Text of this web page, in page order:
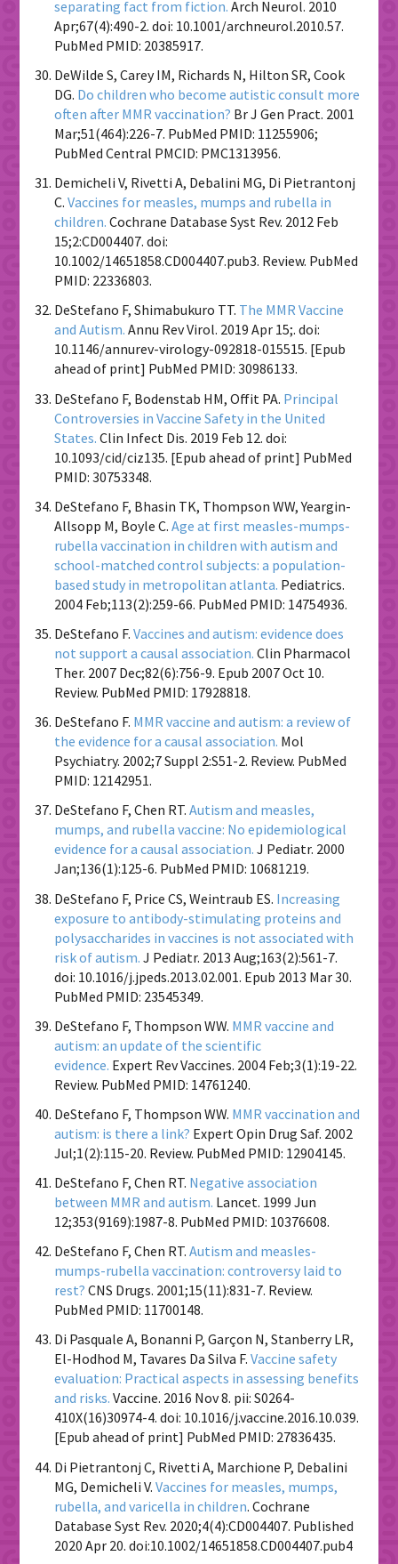
separating fact from fiction. Arch Neurol. 2010
Apr;67(4):490-2. doi: 10.1001/archneurol.2010.57.
PubMed PMID: 20385917.
DeWilde S, Carey IM, Richards N, Hilton SR, Cook
DG. Do children who become autistic consult more
often after MMR vaccination? Br J Gen Pract. 2001
Mar;51(464):226-7. PubMed PMID: 11255906;
PubMed Central PMCID: PMC1313956.
Demicheli V, Rivetti A, Debalini MG, Di Pietrantonj
C. Vaccines for measles, mumps and rubella in
children. Cochrane Database Syst Rev. 2012 Feb
15;2:CD004407. doi:
10.1002/14651858.CD004407.pub3. Review. PubMed
PMID: 22336803.
DeStefano F, Shimabukuro TT. The MMR Vaccine
and Autism. Annu Rev Virol. 2019 Apr 15;. doi:
10.1146/annurev-virology-092818-015515. [Epub
ahead of print] PubMed PMID: 30986133.
DeStefano F, Bodenstab HM, Offit PA. Principal
Controversies in Vaccine Safety in the United
States. Clin Infect Dis. 2019 Feb 12. doi:
10.1093/cid/ciz135. [Epub ahead of print] PubMed
PMID: 30753348.
DeStefano F, Bhasin TK, Thompson WW, Yeargin-
Allsopp M, Boyle C. Age at first measles-mumps-
rubella vaccination in children with autism and
school-matched control subjects: a population-
based study in metropolitan atlanta. Pediatrics.
2004 Feb;113(2):259-66. PubMed PMID: 14754936.
DeStefano F. Vaccines and autism: evidence does
not support a causal association. Clin Pharmacol
Ther. 2007 Dec;82(6):756-9. Epub 2007 Oct 10.
Review. PubMed PMID: 17928818.
DeStefano F. MMR vaccine and autism: a review of
the evidence for a causal association. Mol
Psychiatry. 2002;7 Suppl 2:S51-2. Review. PubMed
PMID: 12142951.
DeStefano F, Chen RT. Autism and measles,
mumps, and rubella vaccine: No epidemiological
evidence for a causal association. J Pediatr. 2000
Jan;136(1):125-6. PubMed PMID: 10681219.
DeStefano F, Price CS, Weintraub ES. Increasing
exposure to antibody-stimulating proteins and
polysaccharides in vaccines is not associated with
risk of autism. J Pediatr. 2013 Aug;163(2):561-7.
doi: 10.1016/j.jpeds.2013.02.001. Epub 2013 Mar 30.
PubMed PMID: 23545349.
DeStefano F, Thompson WW. MMR vaccine and
autism: an update of the scientific
evidence. Expert Rev Vaccines. 2004 Feb;3(1):19-22.
Review. PubMed PMID: 14761240.
DeStefano F, Thompson WW. MMR vaccination and
autism: is there a link? Expert Opin Drug Saf. 2002
Jul;1(2):115-20. Review. PubMed PMID: 12904145.
DeStefano F, Chen RT. Negative association
between MMR and autism. Lancet. 1999 Jun
12;353(9169):1987-8. PubMed PMID: 10376608.
DeStefano F, Chen RT. Autism and measles-
mumps-rubella vaccination: controversy laid to
rest? CNS Drugs. 2001;15(11):831-7. Review.
PubMed PMID: 11700148.
Di Pasquale A, Bonanni P, Garçon N, Stanberry LR,
El-Hodhod M, Tavares Da Silva F. Vaccine safety
evaluation: Practical aspects in assessing benefits
and risks. Vaccine. 2016 Nov 8. pii: S0264-
410X(16)30974-4. doi: 10.1016/j.vaccine.2016.10.039.
[Epub ahead of print] PubMed PMID: 27836435.
Di Pietrantonj C, Rivetti A, Marchione P, Debalini
MG, Demicheli V. Vaccines for measles, mumps,
rubella, and varicella in children. Cochrane
Database Syst Rev. 2020;4(4):CD004407. Published
2020 Apr 20. doi:10.1002/14651858.CD004407.pub4